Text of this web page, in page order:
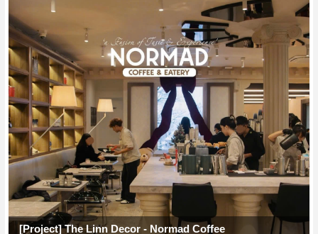
[Project] The Linn Decor - Normad Coffee